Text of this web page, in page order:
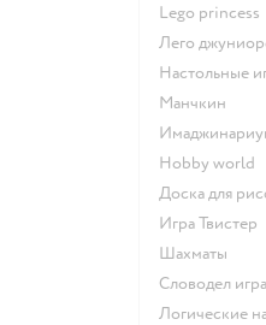
Lego princess
Лего
Настольные
Манчкин
Hobby world
Доска для
Игра Твистер
Шахматы
Словодел игра
Логические